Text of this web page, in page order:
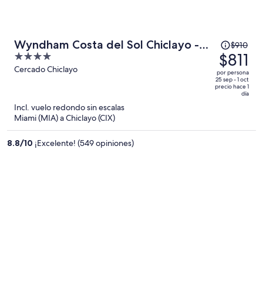
Wyndham Costa del Sol Chiclayo -
Chiclayo
4
out
Cercado Chiclayo
El
precio
era
de
$910
es
$910
$811
por persona
25 sep - 1 oct
precio hace 1
día
Incl. vuelo redondo sin escalas
Miami (MIA) a Chiclayo (CIX)
8.8/10 ¡Excelente! (549 opiniones)